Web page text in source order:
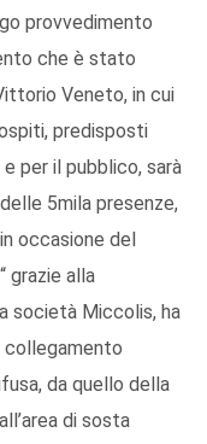
provvedimento
che è stato
Veneto, in cui
predisposti
per il pubblico, sarà
5mila presenze,
occasione del
grazie alla
società Miccolis, ha
collegamento
da quello della
di sosta